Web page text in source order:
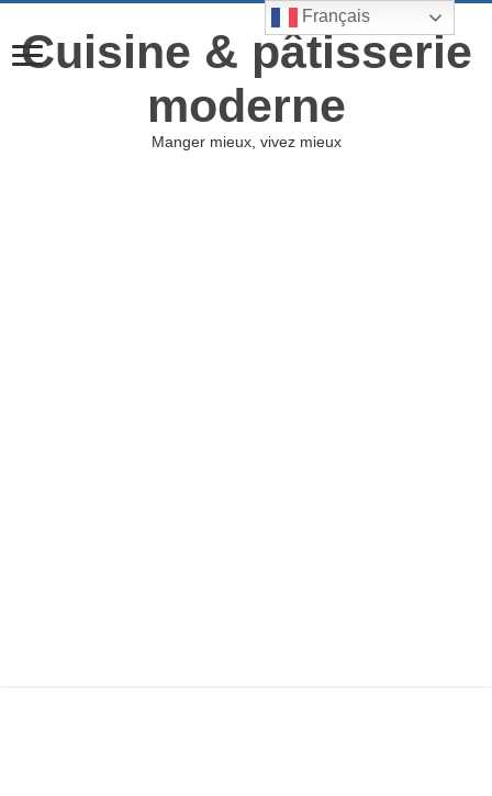
Cuisine & pâtisserie
moderne
Manger mieux, vivez mieux
Français